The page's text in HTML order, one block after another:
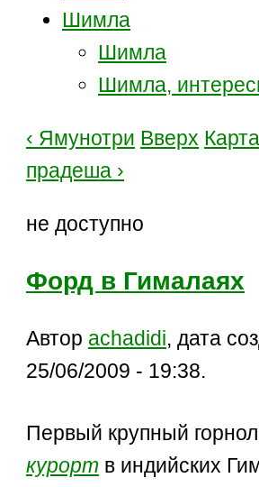
Шимла
Шимла
Шимла,
‹ Ямунотри Вверх
прадеша ›
не доступно
Форд в Гималаях
Автор achadidi, дата
25/06/2009 - 19:38.
Первый крупный
курорт в индийских